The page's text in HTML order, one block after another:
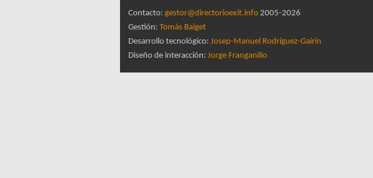
Contacto: gestor@directorioexit.info 2005-2026
Gestión: Tomàs Baiget
Desarrollo tecnológico: Josep-Manuel Rodríguez-Gairín
Diseño de interacción: Jorge Franganillo